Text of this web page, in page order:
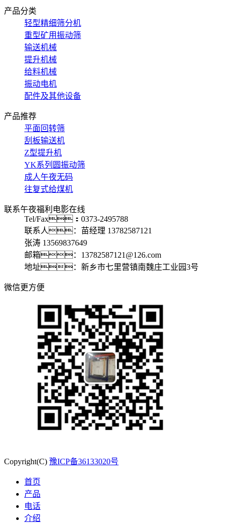
产品分类
轻型精细筛分机
重型矿用振动筛
输送机械
提升机械
给料机械
振动电机
配件及其他设备
产品推荐
平面回转筛
刮板输送机
Z型提升机
YK系列圆振动筛
成人午夜无码
往复式给煤机
联系午夜福利电影在线
Tel/Fax：0373-2495788
联系人：苗经理 13782587121
张涛 13569837649
邮箱：13782587121@126.com
地址：新乡市七里营镇南魏庄工业园3号
微信更方便
Copyright(C) 豫ICP备36133020号
首页
产品
电话
介绍